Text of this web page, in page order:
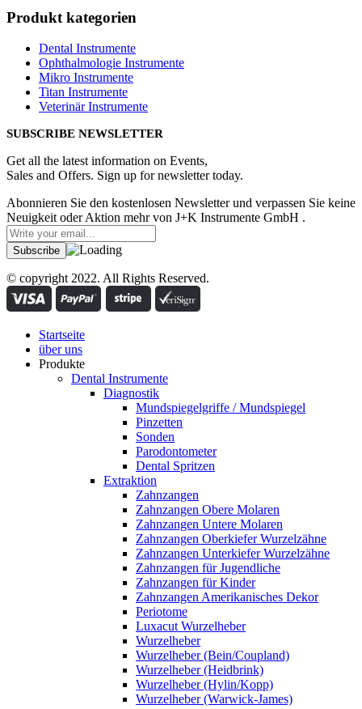
Produkt kategorien
Dental Instrumente
Ophthalmologie Instrumente
Mikro Instrumente
Titan Instrumente
Veterinär Instrumente
SUBSCRIBE NEWSLETTER
Get all the latest information on Events,
Sales and Offers. Sign up for newsletter today.
Abonnieren Sie den kostenlosen Newsletter und verpassen Sie keine
Neuigkeit oder Aktion mehr von J+K Instrumente GmbH .
© copyright 2022. All Rights Reserved.
Startseite
über uns
Produkte
Dental Instrumente
Diagnostik
Mundspiegelgriffe / Mundspiegel
Pinzetten
Sonden
Parodontometer
Dental Spritzen
Extraktion
Zahnzangen
Zahnzangen Obere Molaren
Zahnzangen Untere Molaren
Zahnzangen Oberkiefer Wurzelzähne
Zahnzangen Unterkiefer Wurzelzähne
Zahnzangen für Jugendliche
Zahnzangen für Kinder
Zahnzangen Amerikanisches Dekor
Periotome
Luxacut Wurzelheber
Wurzelheber
Wurzelheber (Bein/Coupland)
Wurzelheber (Heidbrink)
Wurzelheber (Hylin/Kopp)
Wurzelheber (Warwick-James)